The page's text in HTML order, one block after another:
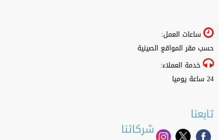
ساعات العمل:
حسب مقر المواقع الصينية
خدمة العملاء:
24 ساعة يوميا
تابعنا
شركائنا